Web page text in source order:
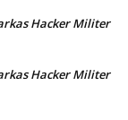
Hacker Militer
Hacker Militer